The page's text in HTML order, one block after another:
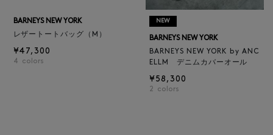
BARNEYS NEW YORK
レザートートバッグ（M）
¥47,300
4 colors
NEW
BARNEYS NEW YORK
BARNEYS NEW YORK by ANC
ELLM デニムカバーオール
¥58,300
2 colors